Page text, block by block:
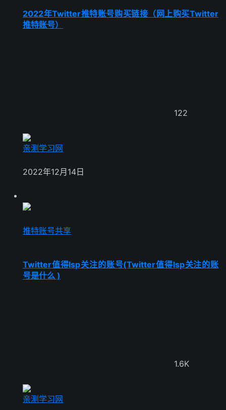
2022年Twitter推特账号购买链接（网上购买Twitter
推特账号）
122
亲测学习网
2022年12月14日
推特账号共享
Twitter值得lsp关注的账号(Twitter值得lsp关注的账
号是什么 )
1.6K
亲测学习网